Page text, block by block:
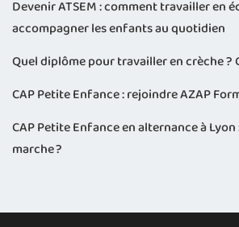
Devenir ATSEM : comment travailler en
accompagner les enfants au quotidien
Quel diplôme pour travailler en crèche ?
CAP Petite Enfance : rejoindre AZAP
CAP Petite Enfance en alternance à
marche ?